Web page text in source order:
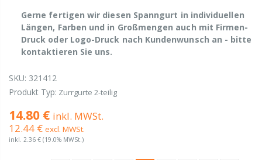
Gerne fertigen wir diesen Spanngurt in individuellen
Längen, Farben und in Großmengen auch mit Firmen-
Druck oder Logo-Druck nach Kundenwunsch an - bitte
kontaktieren Sie uns.
SKU: 321412
Produkt Typ: Zurrgurte 2-teilig
14.80 € inkl. MWSt.
12.44 € excl. MWSt.
inkl. 2.36 € (19.0% MWSt.)